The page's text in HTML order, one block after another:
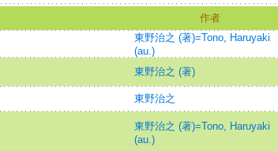
作者
東野治之 (著)=Tono, Haruyaki
(au.)
東野治之 (著)
東野治之
東野治之 (著)=Tono, Haruyaki
(au.)